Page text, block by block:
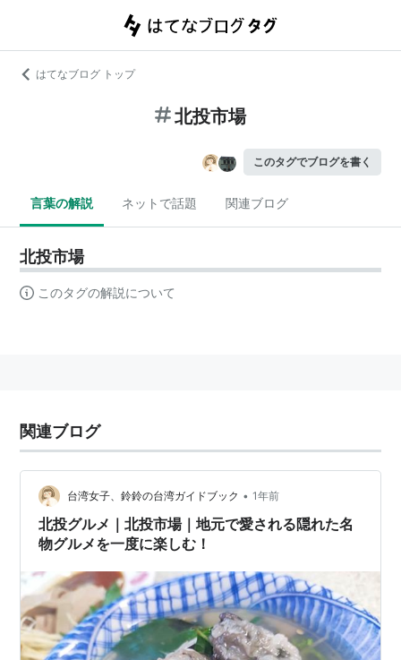
はてなブログ トップ
北投市場
このタグでブログを書く
言葉の解説 ネットで話題 関連ブログ
北投市場
このタグの解説について
関連ブログ
台湾女子、鈴鈴の台湾ガイドブック • 1年前
北投グルメ｜北投市場｜地元で愛される隠れた名
物グルメを一度に楽しむ！